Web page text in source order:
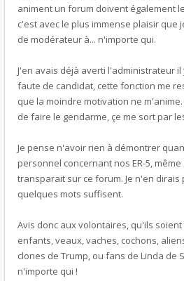
animent un forum doivent également
c'est avec le plus immense plaisir que
de modérateur à... n'importe qui.
J'en avais déjà averti l'administrateur
faute de candidat, cette fonction me
que la moindre motivation ne
de faire le gendarme, çe me sort par
Je pense n'avoir rien à démontrer
personnel concernant nos ER-5,
transparait sur ce forum. Je n'en dirais
quelques mots suffisent.
Avis donc aux volontaires, qu'ils
enfants, veaux, vaches, cochons,
clones de Trump, ou fans de Linda de
n'importe qui !